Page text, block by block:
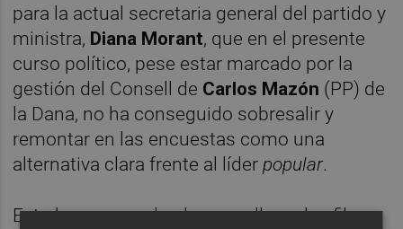
para la actual secretaria general del partido y
ministra, Diana Morant, que en el presente
curso político, pese estar marcado por la
gestión del Consell de Carlos Mazón (PP) de
la Dana, no ha conseguido sobresalir y
remontar en las encuestas como una
alternativa clara frente al líderpopular.
Esto ha provocado el murmullo en las filas